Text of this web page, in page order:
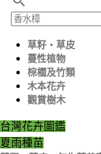
草籽‧草皮
蔓性植物
棕櫚及竹類
木本花卉
觀賞樹木
台灣花卉圖鑑
夏雨種苗